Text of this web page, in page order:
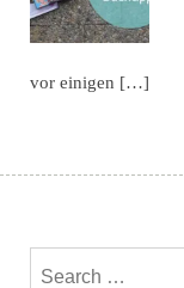
vor einigen […]